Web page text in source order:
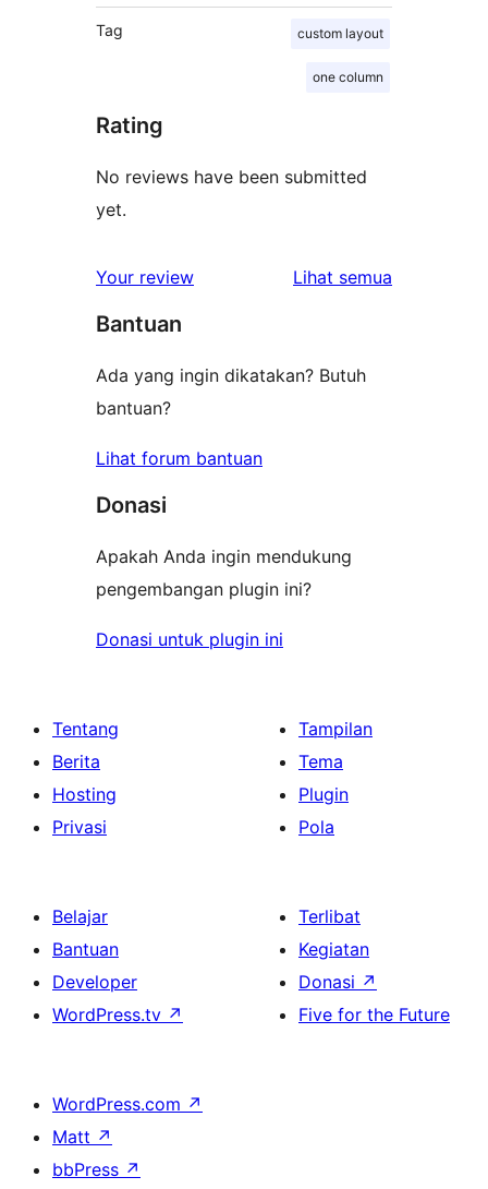
Tag custom layout
one column
Rating
No reviews have been submitted
yet.
Your review Lihat semua
Bantuan
Ada yang ingin dikatakan? Butuh
bantuan?
Lihat forum bantuan
Donasi
Apakah Anda ingin mendukung
pengembangan plugin ini?
Donasi untuk plugin ini
Tentang
Berita
Hosting
Privasi
Tampilan
Tema
Plugin
Pola
Belajar
Bantuan
Developer
WordPress.tv ↗
Terlibat
Kegiatan
Donasi ↗
Five for the Future
WordPress.com ↗
Matt ↗
bbPress ↗